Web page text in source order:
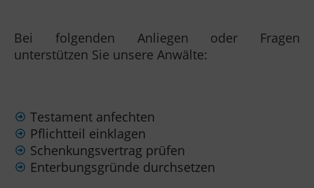
Bei folgenden Anliegen oder Fragen
unterstützen Sie unsere Anwälte:
Testament anfechten
Pflichtteil einklagen
Schenkungsvertrag prüfen
Enterbungsgründe durchsetzen